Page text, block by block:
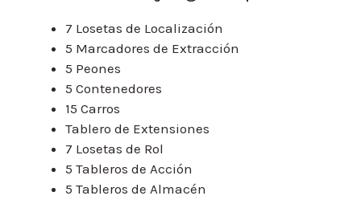
7 Losetas de Localización
5 Marcadores de Extracción
5 Peones
5 Contenedores
15 Carros
Tablero de Extensiones
7 Losetas de Rol
5 Tableros de Acción
5 Tableros de Almacén